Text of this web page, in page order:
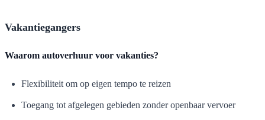
Vakantiegangers
Waarom autoverhuur voor vakanties?
Flexibiliteit om op eigen tempo te reizen
Toegang tot afgelegen gebieden zonder openbaar vervoer